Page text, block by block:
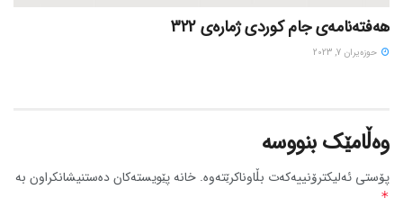
هەفتەنامەی جام کوردی ژمارەی 322
حوزه‌یران 7, 2023
وەڵامێک بنووسە
پۆستی ئەلیکترۆنییەکەت بڵاوناکرێتەوە. خانە پێویستەکان دەستنیشانکراون بە
*